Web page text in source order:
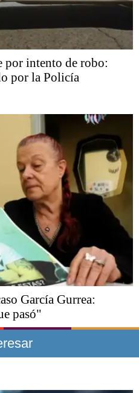
por intento de robo:
por la Policía
García Gurrea:
pasó"